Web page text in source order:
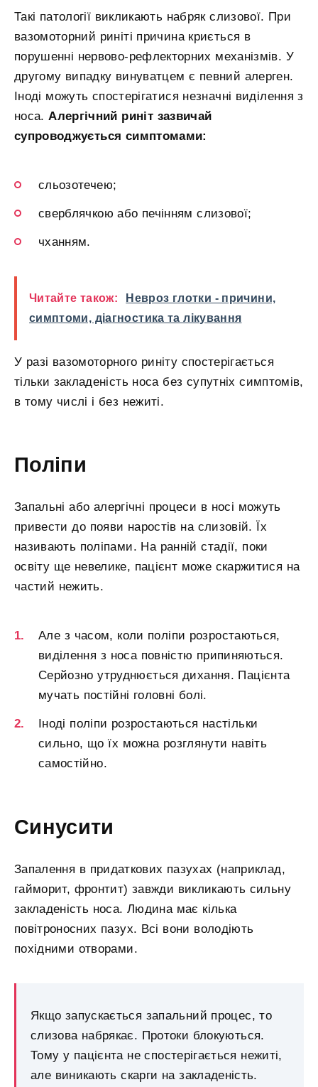
Такі патології викликають набряк слизової. При
вазомоторний риніті причина криється в
порушенні нервово-рефлекторних механізмів. У
другому випадку винуватцем є певний алерген.
Іноді можуть спостерігатися незначні виділення з
носа.Алергічний риніт зазвичай
супроводжується симптомами:
сльозотечею;
сверблячкою або печінням слизової;
чханням.
Читайте також:
Невроз глотки - причини,
симптоми, діагностика та лікування
У разі вазомоторного риніту спостерігається
тільки закладеність носа без супутніх симптомів,
в тому числі і без нежиті.
Поліпи
Запальні або алергічні процеси в носі можуть
привести до появи наростів на слизовій. Їх
називають поліпами. На ранній стадії, поки
освіту ще невелике, пацієнт може скаржитися на
частий нежить.
Але з часом, коли поліпи розростаються,
виділення з носа повністю припиняються.
Серйозно утруднюється дихання. Пацієнта
мучать постійні головні болі.
Іноді поліпи розростаються настільки
сильно, що їх можна розглянути навіть
самостійно.
Синусити
Запалення в придаткових пазухах (наприклад,
гайморит, фронтит) завжди викликають сильну
закладеність носа. Людина має кілька
повітроносних пазух. Всі вони володіють
похідними отворами.
Якщо запускається запальний процес, то
слизова набрякає. Протоки блокуються.
Тому у пацієнта не спостерігається нежиті,
але виникають скарги на закладеність.